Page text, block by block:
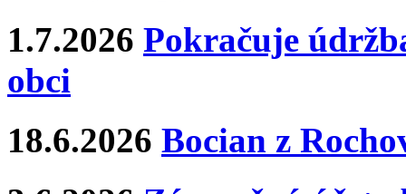
1.7.2026 Pokračuje
obci
18.6.2026 Bocian z